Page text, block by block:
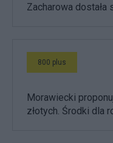
Zacharowa dostała
800 plus
Morawiecki
złotych. Środki dla